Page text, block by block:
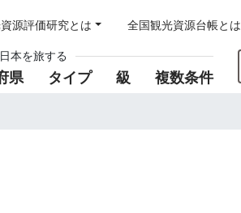
源評価研究とは 全国観光資源台帳とは
本を旅する
県 タイプ 級 複数条件